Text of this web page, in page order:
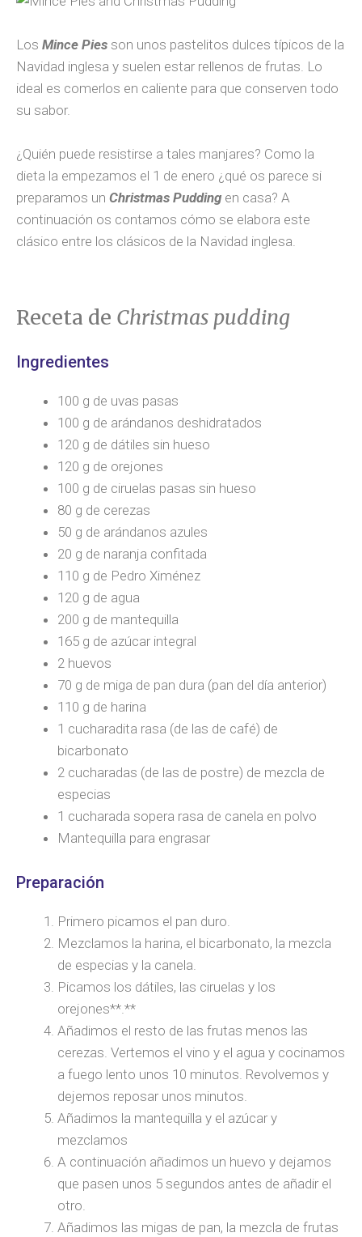
Los Mince Pies son unos pastelitos dulces típicos de la
Navidad inglesa y suelen estar rellenos de frutas. Lo
ideal es comerlos en caliente para que conserven todo
su sabor.
¿Quién puede resistirse a tales manjares? Como la
dieta la empezamos el 1 de enero ¿qué os parece si
preparamos un Christmas Pudding en casa? A
continuación os contamos cómo se elabora este
clásico entre los clásicos de la Navidad inglesa.
Receta de Christmas pudding
Ingredientes
100 g de uvas pasas
100 g de arándanos deshidratados
120 g de dátiles sin hueso
120 g de orejones
100 g de ciruelas pasas sin hueso
80 g de cerezas
50 g de arándanos azules
20 g de naranja confitada
110 g de Pedro Ximénez
120 g de agua
200 g de mantequilla
165 g de azúcar integral
2 huevos
70 g de miga de pan dura (pan del día anterior)
110 g de harina
1 cucharadita rasa (de las de café) de
bicarbonato
2 cucharadas (de las de postre) de mezcla de
especias
1 cucharada sopera rasa de canela en polvo
Mantequilla para engrasar
Preparación
Primero picamos el pan duro.
Mezclamos la harina, el bicarbonato, la mezcla
de especias y la canela.
Picamos los dátiles, las ciruelas y los
orejones**.**
Añadimos el resto de las frutas menos las
cerezas. Vertemos el vino y el agua y cocinamos
a fuego lento unos 10 minutos. Revolvemos y
dejemos reposar unos minutos.
Añadimos la mantequilla y el azúcar y
mezclamos
A continuación añadimos un huevo y dejamos
que pasen unos 5 segundos antes de añadir el
otro.
Añadimos las migas de pan, la mezcla de frutas